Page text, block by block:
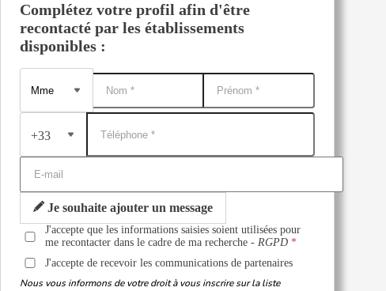
Complétez votre profil afin d'être
recontacté par les établissements
disponibles :
+33
Je souhaite ajouter un message
J'accepte que les informations saisies soient utilisées pour
me recontacter dans le cadre de ma recherche -RGPD
J'accepte de recevoir les communications de partenaires
Nous vous informons de votre droit à vous inscrire sur la liste